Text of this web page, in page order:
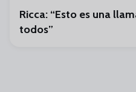
Ricca: “Esto es una
todos”